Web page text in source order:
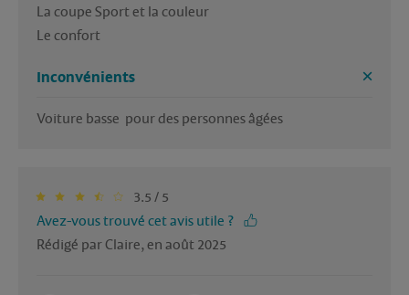
La coupe Sport et la couleur
Le confort
Inconvénients
3.5 / 5
Avez-vous trouvé cet avis utile ?
Rédigé par Claire, en août 2025